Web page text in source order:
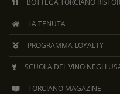
LA TENUTA
PROGRAMMA LOYALTY
SCUOLA DEL VINO NEGLI
TORCIANO MAGAZINE